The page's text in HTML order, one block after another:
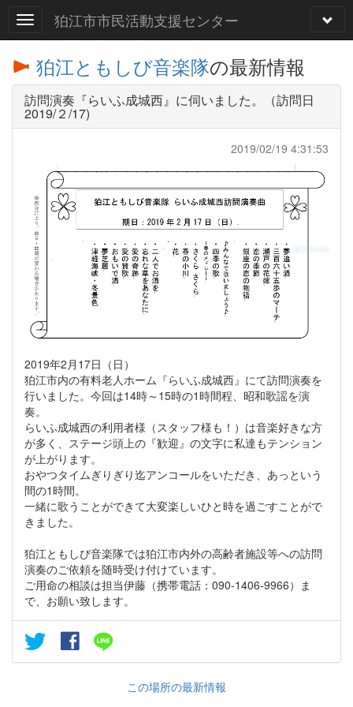
狛江市市民活動支援センター
狛江ともしび音楽隊の最新情報
訪問演奏『らいふ成城西』に伺いました。（訪問日
2019/２/17)
2019/02/19 4:31:53
2019年2月17日（日）
狛江市内の有料老人ホーム『らいふ成城西』にて訪問演奏を
行いました。今回は14時～15時の1時間程、昭和歌謡を演
奏。
らいふ成城西の利用者様（スタッフ様も！）は音楽好きな方
が多く、ステージ頭上の『歓迎』の文字に私達もテンション
が上がります。
おやつタイムぎりぎり迄アンコールをいただき、あっという
間の1時間。
一緒に歌うことができて大変楽しいひと時を過ごすことがで
きました。
狛江ともしび音楽隊では狛江市内外の高齢者施設等への訪問
演奏のご依頼を随時受け付けています。
ご用命の相談は担当伊藤（携帯電話：090-1406-9966）ま
で、お願い致します。
この場所の最新情報